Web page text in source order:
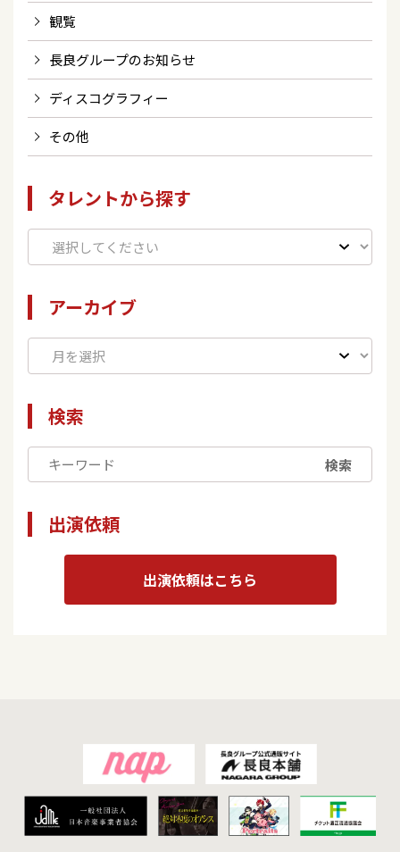
観覧
長良グループのお知らせ
ディスコグラフィー
その他
タレントから探す
アーカイブ
検索
検索
出演依頼
出演依頼はこちら